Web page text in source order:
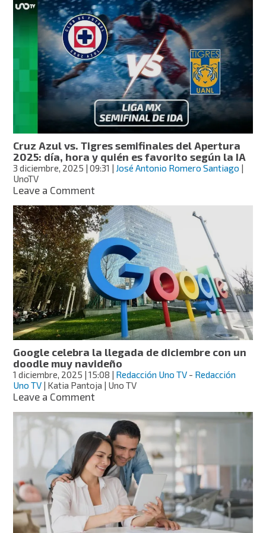
revela
lo
más
buscado
en
México
2025:
Mundial
de
Clubes,
“La
Granja
VIP”
y
Paquita
Barrio
lideran
lista
Cruz Azul vs. Tigres semifinales del Apertura
2025: día, hora y quién es favorito según la IA
3 diciembre, 2025 | 09:31 | José Antonio Romero Santiago |
UnoTV
Leave a Commenton
Azul
vs.
Tigres
semifinales
del
Apertura
2025:
día,
hora
y
quién
es
favorito
según
la
IA
Google celebra la llegada de diciembre con un
doodle muy navideño
1 diciembre, 2025 | 15:08 | Redacción Uno TV - Redacción
Uno TV | Katia Pantoja | Uno TV
Leave a Commenton
celebra
la
llegada
de
diciembre
con
un
doodle
muy
navideño